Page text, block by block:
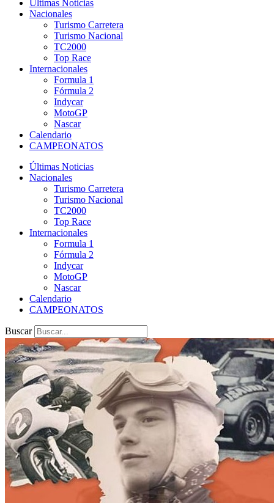
Últimas Noticias
Nacionales
Turismo Carretera
Turismo Nacional
TC2000
Top Race
Internacionales
Formula 1
Fórmula 2
Indycar
MotoGP
Nascar
Calendario
CAMPEONATOS
Últimas Noticias
Nacionales
Turismo Carretera
Turismo Nacional
TC2000
Top Race
Internacionales
Formula 1
Fórmula 2
Indycar
MotoGP
Nascar
Calendario
CAMPEONATOS
Buscar